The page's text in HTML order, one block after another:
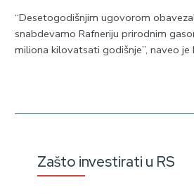
“Desetogodišnjim ugovorom
snabdevamo Rafneriju prirodnim
miliona kilovatsati godišnje”, naveo je
Zašto investirati u RS